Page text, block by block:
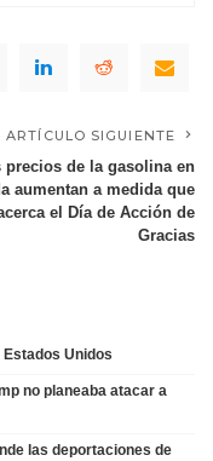
ARTÍCULO SIGUIENTE
precios de la gasolina en
aumentan a medida que
el Día de Acción de
Gracias
Unidos
no planeaba atacar a
las deportaciones de